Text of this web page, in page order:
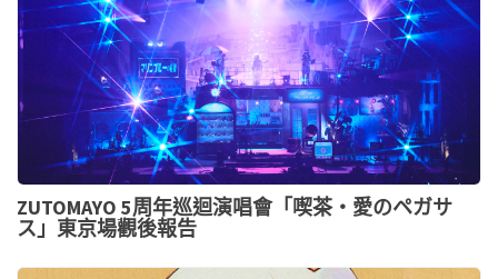
ZUTOMAYO 5周年巡迴演唱會「喫茶・愛のペガサ
ス」東京場觀後報告